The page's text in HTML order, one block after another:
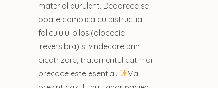
material purulent. Deoarece se
poate complica cu distructia
foliculului pilos (alopecie
ireversibila) si vindecare prin
cicatrizare, tratamentul cat mai
precoce este esential.
Va